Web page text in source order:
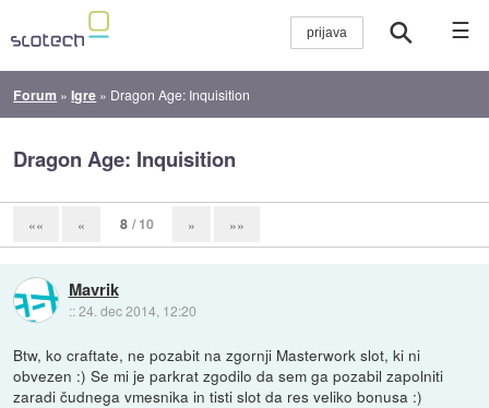
☰
Forum »Igre » Dragon Age: Inquisition
Dragon Age: Inquisition
«« « 8 / 10 » »»
Mavrik
::24. dec 2014, 12:20
Btw, ko craftate, ne pozabit na zgornji Masterwork slot, ki ni
obvezen :) Se mi je parkrat zgodilo da sem ga pozabil zapolniti
zaradi čudnega vmesnika in tisti slot da res veliko bonusa :)